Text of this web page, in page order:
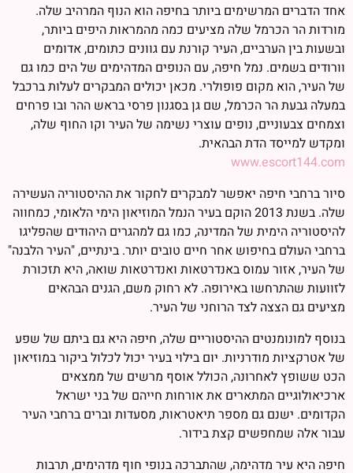
אחד הדברים המרשימים ביותר בחיפה הוא הנוף המרהיב שלה.
מורדות הר הכרמל שלה מציעים כמה מהמראות היפים ביותר,
ובשעות בין הערביים, העיר קורנת עם גוונים כתומים, אדומים
וורודים בשמים. נמל חיפה, עם הנופים המדהימים של הים כמו גם
של העיר, הוא מקום פופולרי. מכאן יכולים המבקרים לעלות ברכבל
במעלה גבעת הר הכרמל, שם גן בסגנון פרסי בראש ההר ובו פרחים
וצמחים צבעוניים, נופים עוצרי נשימה של העיר וקו החוף שלה,
ומקדש למייסד הדת הבהאית.
www.escort144.com
סיור ברחבי חיפה יאפשר למבקרים לחקור את ההיסטוריה העשירה
שלה. בשנת 2013 הוקם בעיר הנמל המוזיאון הימי הלאומי, כמחווה
להיסטוריה הימית של המדינה, כמו גם למהגרים היהודים שהפליגו
ברחבי העולם בחיפוש אחר חיים טובים יותר. בינתיים, "העיר הלבנה"
של העיר, אזור עמוס באנדרטאות ואנדרטאות שואה, היא תזכורת
לזוועות שהתרחשו באירופה. לא רחוק משם, הגנים הבהאים
מציעים גם הצצה לצד הרוחני של העיר.
בנוסף למונומנטים ההיסטוריים שלה, חיפה היא גם ביתם של שפע
של אטרקציות מודרניות. יום בילוי בעיר יכול לכלול ביקור במוזיאון
הכט ששופץ לאחרונה, הכולל אוסף מרשים של ממצאים
ארכיאולוגיים המתארים את אורחות חייהם של בני ישראל
הקדומים. ישנם גם מספר תיאטראות, מסעדות וברים ברחבי העיר
עבור אלה שמחפשים קצת בידור.
חיפה היא עיר מדהימה, שהתברכה בנופי חוף מדהימים, תרבות